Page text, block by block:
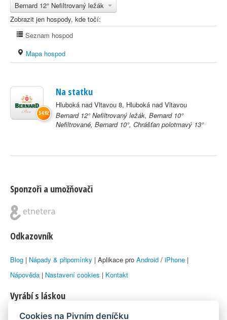
Bernard 12° Nefiltrovaný ležák
Zobrazit jen hospody, kde točí:
Seznam hospod
Mapa hospod
Na statku
Hluboká nad Vltavou 8, Hluboká nad Vltavou
Bernard 12° Nefiltrovaný ležák, Bernard 10°
Nefiltrované, Bernard 10°, Chrášťan polotmavý 13°
34 Kč
Sponzoři a umožňovači
Odkazovník
Blog | Nápady & připomínky | Aplikace pro Android / iPhone |
Nápověda | Nastavení cookies | Kontakt
Vyrábí s láskou
Cookies na Pivním deníčku